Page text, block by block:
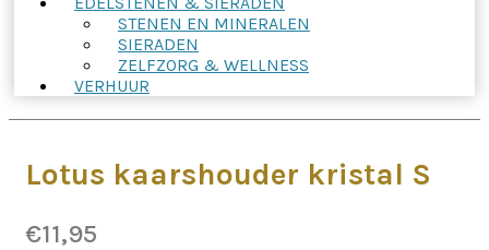
STENEN EN MINERALEN
SIERADEN
ZELFZORG & WELLNESS
VERHUUR
Lotus kaarshouder kristal S
€11,95